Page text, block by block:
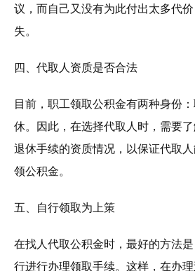
议，而自己又没有为此付出太多代
失。
四、代取人资质是否合法
目前，职工领取公积金有两种身份
休。因此，在选择代取人时，需要
退休手续的资质情况，以保证代取
领公积金。
五、自行领取为上策
在找人代取公积金时，最好的方法
行进行办理领取手续。这样，在办